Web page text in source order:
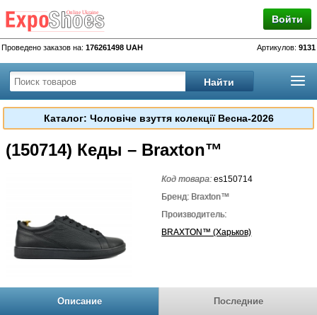
Войти
Проведено заказов на: 176261498 UAH Артикулов: 9131
Каталог: Чоловіче взуття колекції Весна-2026
(150714) Кеды – Braxton™
Код товара:es150714
Бренд: Braxton™
Производитель:
BRAXTON™ (Харьков)
Описание Последние